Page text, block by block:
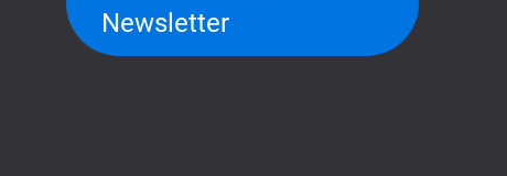
Newsletter